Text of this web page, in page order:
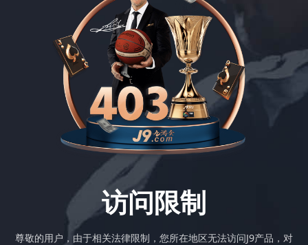
访问限制
尊敬的用户，由于相关法律限制，您所在地区无法访问J9产品，对